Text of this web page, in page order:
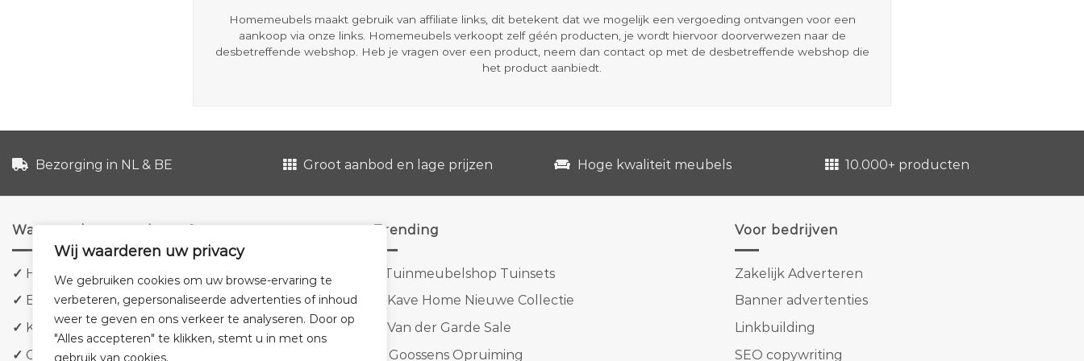
Wij waarderen uw privacy
We gebruiken cookies om uw browse-ervaring te
verbeteren, gepersonaliseerde advertenties of inhoud
weer te geven en ons verkeer te analyseren. Door op
"Alles accepteren" te klikken, stemt u in met ons
gebruik van cookies.
Homemeubels maakt gebruik van affiliate links, dit betekent dat we mogelijk een vergoeding ontvangen voor een
aankoop via onze links. Homemeubels verkoopt zelf géén producten, je wordt hiervoor doorverwezen naar de
desbetreffende webshop. Heb je vragen over een product, neem dan contact op met de desbetreffende webshop die
het product aanbiedt.
Bezorging in NL & BE Groot aanbod en lage prijzen Hoge kwaliteit meubels 10.000+ producten
Waarom shoppen via ons?
✓ Hoge kwaliteit meubels
✓ Bezorging in NL & BE
✓ Klanttevredenheid staat voorop
✓ Groot aanbod tegen lage prijzen
Trending
Tuinmeubelshop Tuinsets
Kave Home Nieuwe Collectie
Van der Garde Sale
Goossens Opruiming
Voor bedrijven
Zakelijk Adverteren
Banner advertenties
Linkbuilding
SEO copywriting